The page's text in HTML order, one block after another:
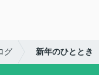
グ 新年のひととき